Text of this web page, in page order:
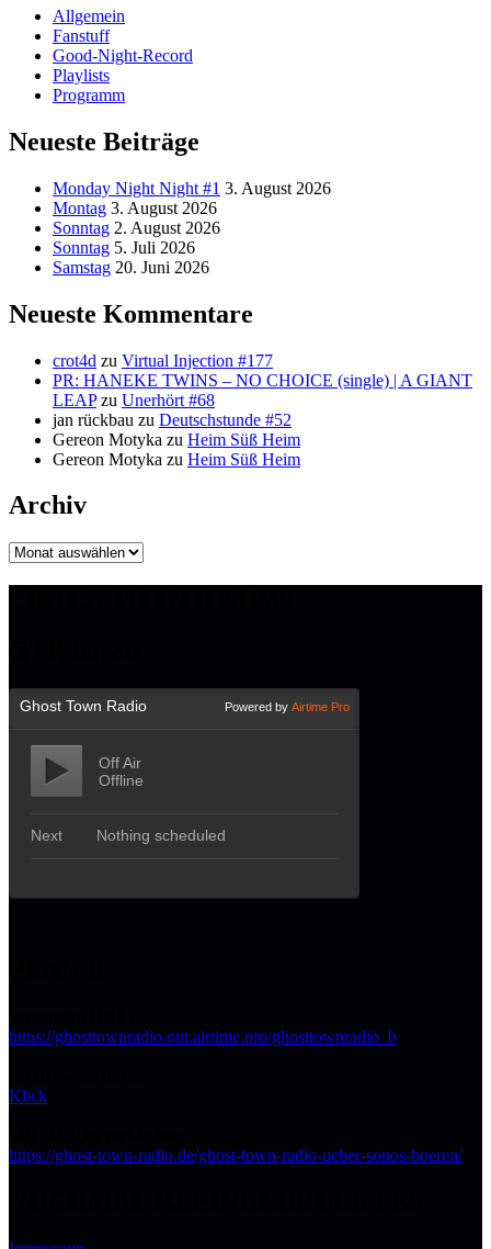
Allgemein
Fanstuff
Good-Night-Record
Playlists
Programm
Neueste Beiträge
Monday Night Night #1 3. August 2026
Montag 3. August 2026
Sonntag 2. August 2026
Sonntag 5. Juli 2026
Samstag 20. Juni 2026
Neueste Kommentare
crot4d zu Virtual Injection #177
PR: HANEKE TWINS – NO CHOICE (single) | A GIANT
LEAPzu Unerhört #68
jan rückbau zu Deutschstunde #52
Gereon Motyka zu Heim Süß Heim
Gereon Motyka zu Heim Süß Heim
Archiv
Archiv
https://ghosttownradio.out.airtime.pro/ghosttownradio_b
Klick
https://ghost-town-radio.de/ghost-town-radio-ueber-sonos-hoeren/